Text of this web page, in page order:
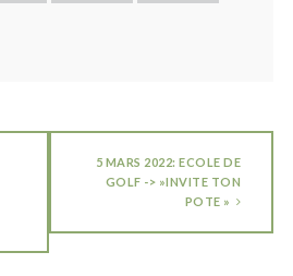
5 MARS 2022: ECOLE DE
GOLF -> »INVITE TON
POTE »